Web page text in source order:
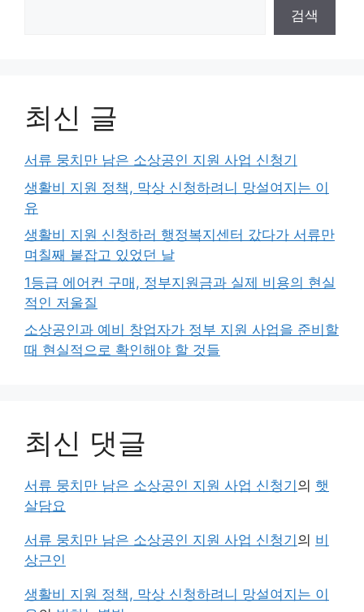
검색
최신 글
서류 뭉치만 남은 소상공인 지원 사업 신청기
생활비 지원 정책, 막상 신청하려니 망설여지는 이
유
생활비 지원 신청하러 행정복지센터 갔다가 서류만
며칠째 붙잡고 있었던 날
1등급 에어컨 구매, 정부지원금과 실제 비용의 현실
적인 저울질
소상공인과 예비 창업자가 정부 지원 사업을 준비할
때 현실적으로 확인해야 할 것들
최신 댓글
서류 뭉치만 남은 소상공인 지원 사업 신청기 의 햇
살담요
서류 뭉치만 남은 소상공인 지원 사업 신청기 의 비
상근인
생활비 지원 정책, 막상 신청하려니 망설여지는 이